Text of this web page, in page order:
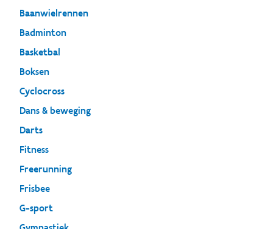
Baanwielrennen
Badminton
Basketbal
Boksen
Cyclocross
Dans & beweging
Darts
Fitness
Freerunning
Frisbee
G-sport